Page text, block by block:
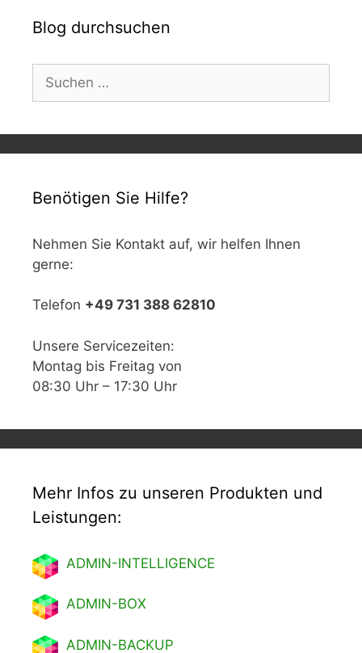
Blog durchsuchen
nach:
Benötigen Sie Hilfe?
Nehmen Sie Kontakt auf, wir helfen Ihnen
gerne:
Telefon +49 731 388 62810
Unsere Servicezeiten:
Montag bis Freitag von
08:30 Uhr – 17:30 Uhr
Mehr Infos zu unseren Produkten und
Leistungen:
ADMIN-INTELLIGENCE
ADMIN-BOX
ADMIN-BACKUP